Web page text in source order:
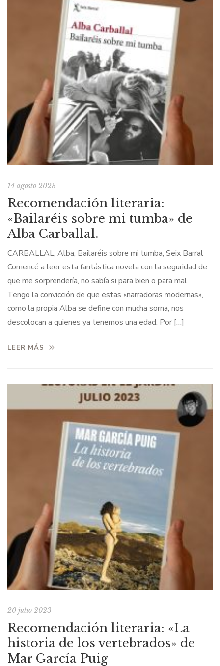
14 agosto 2023
Recomendación literaria:
«Bailaréis sobre mi tumba» de
Alba Carballal.
CARBALLAL, Alba, Bailaréis sobre mi tumba, Seix Barral
Comencé a leer esta fantástica novela con la seguridad de
que me sorprendería, no sabía si para bien o para mal.
Tengo la convicción de que estas «narradoras modernas»,
como la propia Alba se define con mucha sorna, nos
descolocan a quienes ya tenemos una edad. Por […]
LEER MÁS
20 julio 2023
Recomendación literaria: «La
historia de los vertebrados» de
Mar García Puig